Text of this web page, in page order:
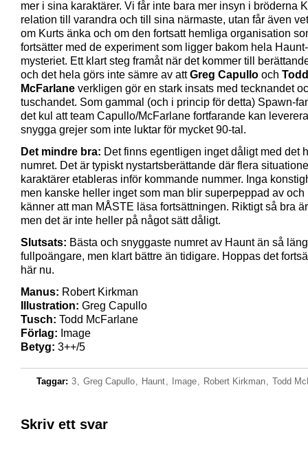
mer i sina karaktärer. Vi får inte bara mer insyn i bröderna
relation till varandra och till sina närmaste, utan får även
om Kurts änka och om den fortsatt hemliga organisation
fortsätter med de experiment som ligger bakom hela Haunt-
mysteriet. Ett klart steg framåt när det kommer till
och det hela görs inte sämre av attGreg Capullo och Todd
McFarlane verkligen gör en stark insats med tecknandet
tuschandet. Som gammal (och i princip för detta) Spawn-
det kul att team Capullo/McFarlane fortfarande kan
snygga grejer som inte luktar för mycket 90-tal.
Det mindre bra: Det finns egentligen inget dåligt med det
numret. Det är typiskt nystartsberättande där flera
karaktärer etableras inför kommande nummer. Inga
men kanske heller inget som man blir superpeppad av och
känner att man MÅSTE läsa fortsättningen. Riktigt så bra
men det är inte heller på något sätt dåligt.
Slutsats: Bästa och snyggaste numret av Haunt än så
fullpoängare, men klart bättre än tidigare. Hoppas det
här nu.
Manus: Robert Kirkman
Illustration: Greg Capullo
Tusch: Todd McFarlane
Förlag: Image
Betyg: 3++/5
Taggar: 3, Greg Capullo, Haunt, Image, Robert Kirkman, Todd
Skriv ett svar